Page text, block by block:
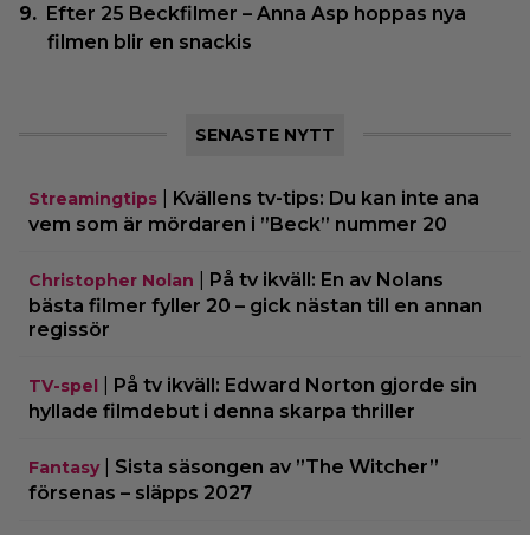
Efter 25 Beckfilmer – Anna Asp hoppas nya
filmen blir en snackis
SENASTE NYTT
Streamingtips
Kvällens tv-tips: Du kan inte ana
vem som är mördaren i ”Beck” nummer 20
Christopher Nolan
På tv ikväll: En av Nolans
bästa filmer fyller 20 – gick nästan till en annan
regissör
TV-spel
På tv ikväll: Edward Norton gjorde sin
hyllade filmdebut i denna skarpa thriller
Fantasy| Sista säsongen av ”The Witcher”
försenas – släpps 2027